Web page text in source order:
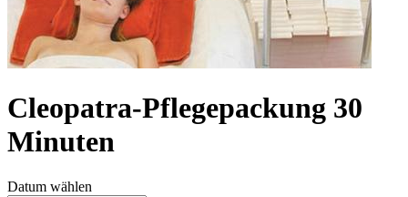
Cleopatra-Pflegepackung 30
Minuten
Datum wählen